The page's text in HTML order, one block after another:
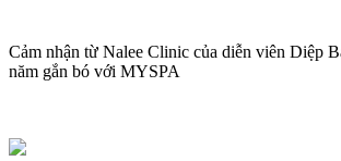
Cảm nhận từ Nalee Clinic của diễn viên Diệp
năm gắn bó với MYSPA